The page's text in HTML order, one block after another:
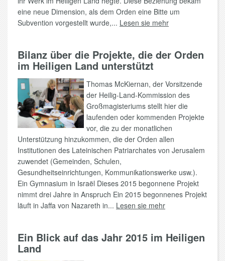
eine neue Dimension, als dem Orden eine Bitte um
Subvention vorgestellt wurde,... Lesen sie mehr
Bilanz über die Projekte, die der Orden
im Heiligen Land unterstützt
Thomas McKiernan, der Vorsitzende
der Heilig-Land-Kommission des
Großmagisteriums stellt hier die
laufenden oder kommenden Projekte
vor, die zu der monatlichen
Unterstützung hinzukommen, die der Orden allen
Institutionen des Lateinischen Patriarchates von Jerusalem
zuwendet (Gemeinden, Schulen,
Gesundheitseinrichtungen, Kommunikationswerke usw.).
Ein Gymnasium in Israël Dieses 2015 begonnene Projekt
nimmt drei Jahre in Anspruch Ein 2015 begonnenes Projekt
läuft in Jaffa von Nazareth in... Lesen sie mehr
Ein Blick auf das Jahr 2015 im Heiligen
Land